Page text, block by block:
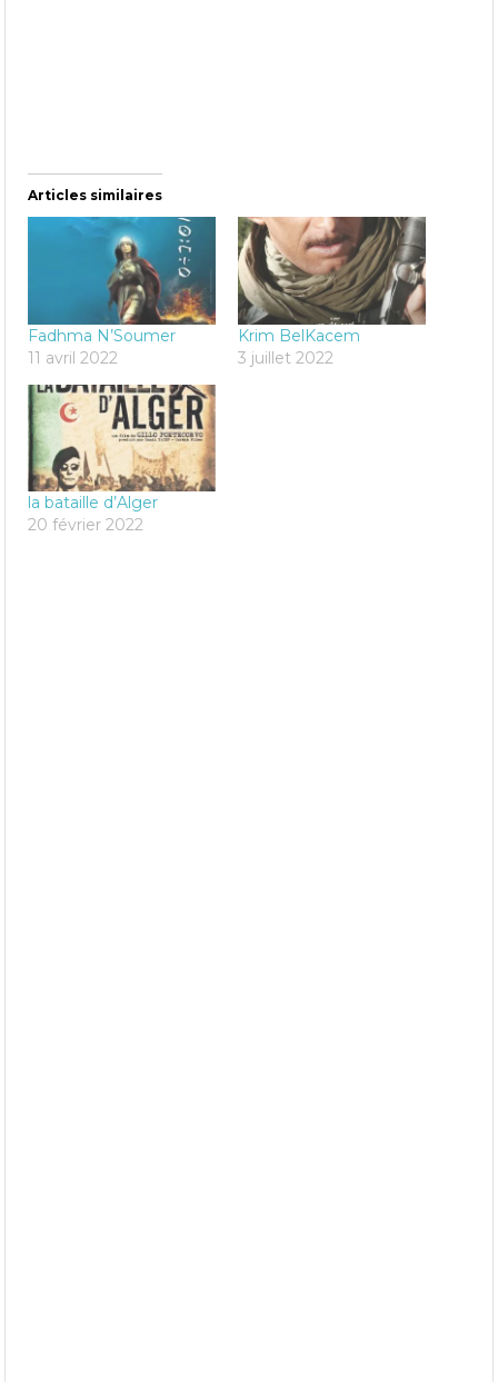
Articles similaires
Fadhma N’Soumer
11 avril 2022
Krim BelKacem
3 juillet 2022
la bataille d’Alger
20 février 2022